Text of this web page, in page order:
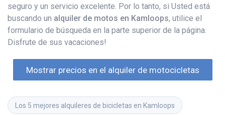
seguro y un servicio excelente. Por lo tanto, si Usted está
buscando un alquiler de motos en Kamloops, utilice el
formulario de búsqueda en la parte superior de la página.
Disfrute de sus vacaciones!
Mostrar precios en el alquiler de motocicletas
Los 5 mejores alquileres de bicicletas en Kamloops